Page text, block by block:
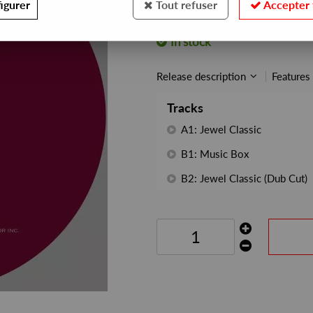
PHONOGRAMME7
In stock
Release description Features
Tracks
A1: Jewel Classic
B1: Music Box
B2: Jewel Classic (Dub Cut)
Tout refuser Accepter